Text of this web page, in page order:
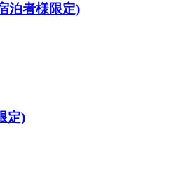
泊者様限定)
定)